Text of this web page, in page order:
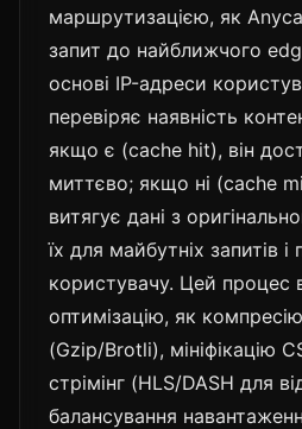
маршрутизацією, як
запит до найближчого
основі IP-адреси
перевіряє наявність
якщо є (cache hit), він
миттєво; якщо ні (cache
витягує дані з
їх для майбутніх запитів і
користувачу. Цей процес
оптимізацію, як
(Gzip/Brotli), мініфікацію
стрімінг (HLS/DASH для
балансування